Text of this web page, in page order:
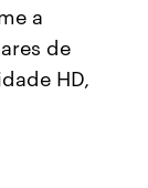
a
de
HD,